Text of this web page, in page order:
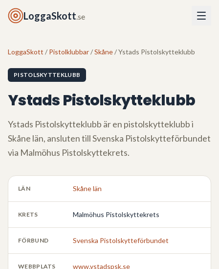
LoggaSkott.se
LoggaSkott / Pistolklubbar/Skåne/ Ystads Pistolskytteklubb
PISTOLSKYTTEKLUBB
Ystads Pistolskytteklubb
Ystads Pistolskytteklubb är en pistolskytteklubb i
Skåne län, ansluten till Svenska Pistolskytteförbundet
via Malmöhus Pistolskyttekrets.
LÄN Skåne län
KRETS Malmöhus Pistolskyttekrets
FÖRBUND Svenska Pistolskytteförbundet
WEBBPLATS www.ystadspsk.se